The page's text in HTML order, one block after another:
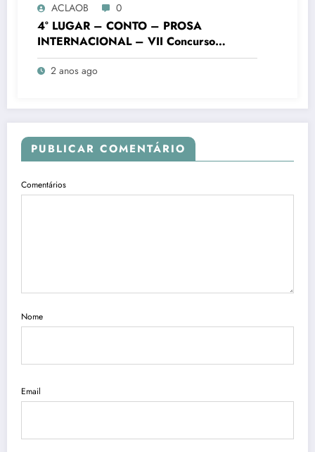
ACLAOB 0
4° LUGAR – CONTO – PROSA
INTERNACIONAL – VII Concurso
Literário “Cidade de Ouro Branco”
2 anos ago
PUBLICAR COMENTÁRIO
Comentários
Nome
Email